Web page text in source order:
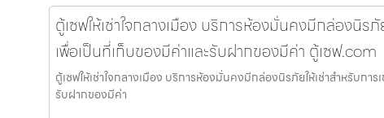
ตู้เซฟให้เช่าใจกลางเมือง บริการห้องมั่นคงมีกล่องนิรภั
เพื่อเป็นที่เก็บของมีค่าและรับฝากของมีค่า ตู้เซฟ.com
ตู้เซฟให้เช่าใจกลางเมือง บริการห้องมั่นคงมีกล่องนิรภัยให้เช่าสำหรับการ
รับฝากของมีค่า